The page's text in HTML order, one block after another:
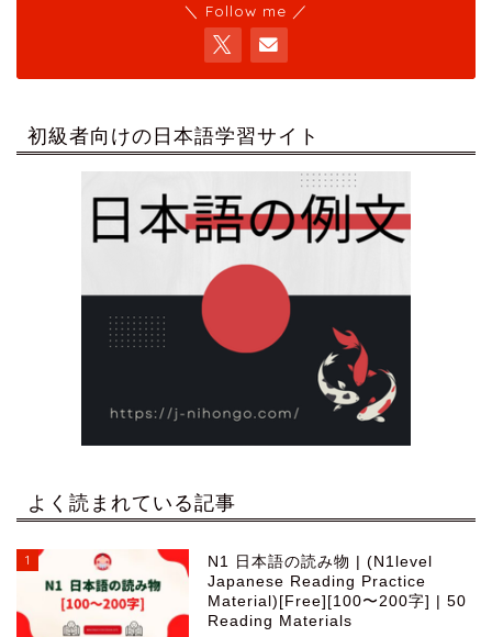
＼ Follow me ／
初級者向けの日本語学習サイト
よく読まれている記事
1
N1 日本語の読み物 | (N1level
Japanese Reading Practice
Material)[Free][100〜200字] | 50
Reading Materials